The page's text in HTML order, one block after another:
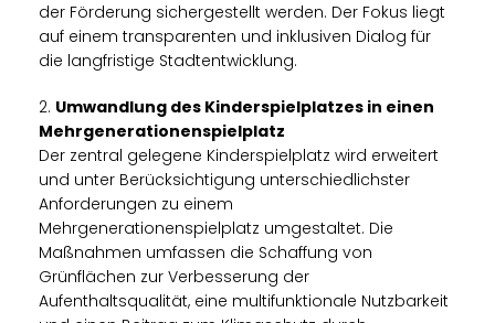
der Förderung sichergestellt werden. Der Fokus liegt
auf einem transparenten und inklusiven Dialog für
die langfristige Stadtentwicklung.
2. Umwandlung des Kinderspielplatzes in einen
Mehrgenerationenspielplatz
Der zentral gelegene Kinderspielplatz wird erweitert
und unter Berücksichtigung unterschiedlichster
Anforderungen zu einem
Mehrgenerationenspielplatz umgestaltet. Die
Maßnahmen umfassen die Schaffung von
Grünflächen zur Verbesserung der
Aufenthaltsqualität, eine multifunktionale Nutzbarkeit